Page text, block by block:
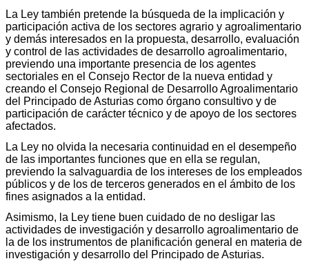
La Ley también pretende la búsqueda de la implicación y
participación activa de los sectores agrario y agroalimentario
y demás interesados en la propuesta, desarrollo, evaluación
y control de las actividades de desarrollo agroalimentario,
previendo una importante presencia de los agentes
sectoriales en el Consejo Rector de la nueva entidad y
creando el Consejo Regional de Desarrollo Agroalimentario
del Principado de Asturias como órgano consultivo y de
participación de carácter técnico y de apoyo de los sectores
afectados.
La Ley no olvida la necesaria continuidad en el desempeño
de las importantes funciones que en ella se regulan,
previendo la salvaguardia de los intereses de los empleados
públicos y de los de terceros generados en el ámbito de los
fines asignados a la entidad.
Asimismo, la Ley tiene buen cuidado de no desligar las
actividades de investigación y desarrollo agroalimentario de
la de los instrumentos de planificación general en materia de
investigación y desarrollo del Principado de Asturias.